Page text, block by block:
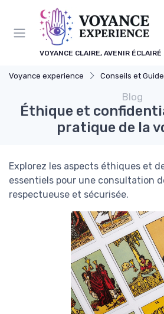
VOYANCE CLAIRE, AVENIR ÉCLAIRÉ
Voyance experience Conseils et
Blog
Éthique et
pratique de la
Explorez les aspects éthiques et
essentiels pour une consultation
respectueuse et sécurisée.
Panneau de gestion des cookies